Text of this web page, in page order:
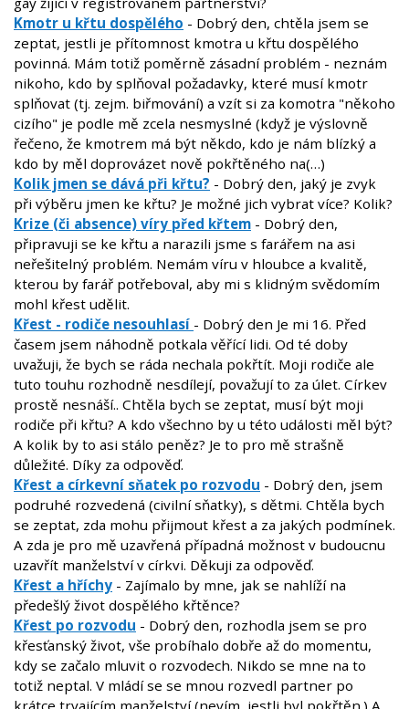
Kmotr u křtu dospělého - Dobrý den, chtěla jsem se
zeptat, jestli je přítomnost kmotra u křtu dospělého
povinná. Mám totiž poměrně zásadní problém - neznám
nikoho, kdo by splňoval požadavky, které musí kmotr
splňovat (tj. zejm. biřmování) a vzít si za komotra "někoho
cizího" je podle mě zcela nesmyslné (když je výslovně
řečeno, že kmotrem má být někdo, kdo je nám blízký a
kdo by měl doprovázet nově pokřtěného na(…)
Kolik jmen se dává při křtu? - Dobrý den, jaký je zvyk
při výběru jmen ke křtu? Je možné jich vybrat více? Kolik?
Krize (či absence) víry před křtem - Dobrý den,
připravuji se ke křtu a narazili jsme s farářem na asi
neřešitelný problém. Nemám víru v hloubce a kvalitě,
kterou by farář potřeboval, aby mi s klidným svědomím
mohl křest udělit.
Křest - rodiče nesouhlasí - Dobrý den Je mi 16. Před
časem jsem náhodně potkala věřící lidi. Od té doby
uvažuji, že bych se ráda nechala pokřtít. Moji rodiče ale
tuto touhu rozhodně nesdílejí, považují to za úlet. Církev
prostě nesnáší.. Chtěla bych se zeptat, musí být moji
rodiče při křtu? A kdo všechno by u této události měl být?
A kolik by to asi stálo peněz? Je to pro mě strašně
důležité. Díky za odpověď.
Křest a církevní sňatek po rozvodu - Dobrý den, jsem
podruhé rozvedená (civilní sňatky), s dětmi. Chtěla bych
se zeptat, zda mohu přijmout křest a za jakých podmínek.
A zda je pro mě uzavřená případná možnost v budoucnu
uzavřít manželství v církvi. Děkuji za odpověď.
Křest a hříchy - Zajímalo by mne, jak se nahlíží na
předešlý život dospělého křtěnce?
Křest po rozvodu - Dobrý den, rozhodla jsem se pro
křesťanský život, vše probíhalo dobře až do momentu,
kdy se začalo mluvit o rozvodech. Nikdo se mne na to
totiž neptal. V mládí se se mnou rozvedl partner po